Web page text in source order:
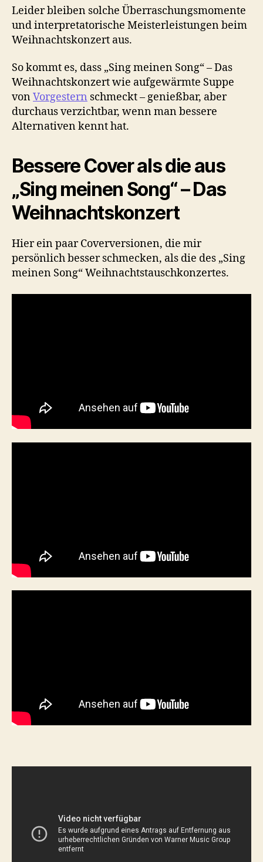
Leider bleiben solche Überraschungsmomente
und interpretatorische Meisterleistungen beim
Weihnachtskonzert aus.
So kommt es, dass „Sing meinen Song“ – Das
Weihnachtskonzert wie aufgewärmte Suppe
vonVorgestern schmeckt – genießbar, aber
durchaus verzichtbar, wenn man bessere
Alternativen kennt hat.
Bessere Cover als die aus
„Sing meinen Song“ – Das
Weihnachtskonzert
Hier ein paar Coverversionen, die mir
persönlich besser schmecken, als die des „Sing
meinen Song“ Weihnachtstauschkonzertes.